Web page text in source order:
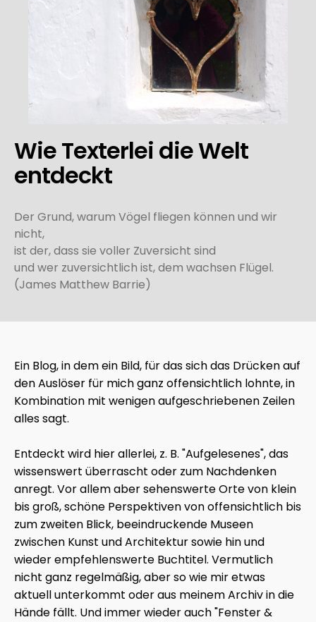
Wie Texterlei die Welt
entdeckt
Der Grund, warum Vögel fliegen können und wir
nicht,
ist der, dass sie voller Zuversicht sind
und wer zuversichtlich ist, dem wachsen Flügel.
(James Matthew Barrie)
Ein Blog, in dem ein Bild, für das sich das Drücken auf
den Auslöser für mich ganz offensichtlich lohnte, in
Kombination mit wenigen aufgeschriebenen Zeilen
alles sagt.
Entdeckt wird hier allerlei, z. B. "Aufgelesenes", das
wissenswert überrascht oder zum Nachdenken
anregt. Vor allem aber sehenswerte Orte von klein
bis groß, schöne Perspektiven von offensichtlich bis
zum zweiten Blick, beeindruckende Museen
zwischen Kunst und Architektur sowie hin und
wieder empfehlenswerte Buchtitel. Vermutlich
nicht ganz regelmäßig, aber so wie mir etwas
aktuell unterkommt oder aus meinem Archiv in die
Hände fällt. Und immer wieder auch "Fenster &